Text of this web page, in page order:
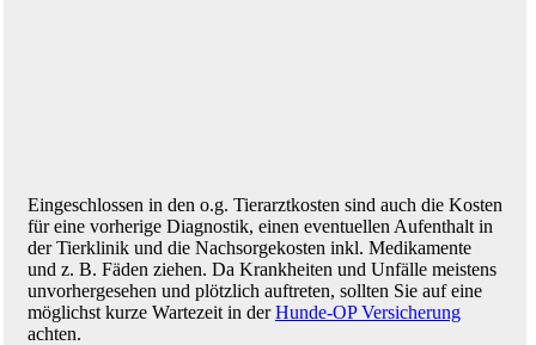
Eingeschlossen in den o.g. Tierarztkosten sind auch die Kosten
für eine vorherige Diagnostik, einen eventuellen Aufenthalt in
der Tierklinik und die Nachsorgekosten inkl. Medikamente
und z. B. Fäden ziehen. Da Krankheiten und Unfälle meistens
unvorhergesehen und plötzlich auftreten, sollten Sie auf eine
möglichst kurze Wartezeit in derHunde-OP Versicherung
achten.